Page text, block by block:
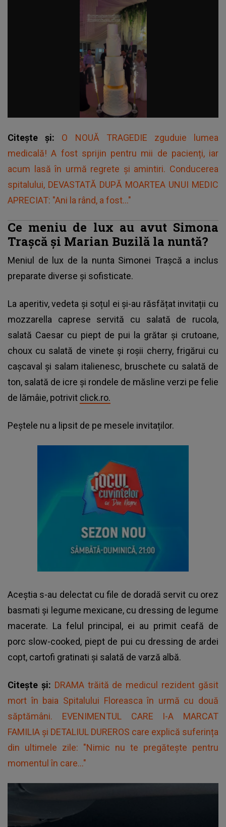
Citește și: O NOUĂ TRAGEDIE zguduie lumea
medicală! A fost sprijin pentru mii de pacienți, iar
acum lasă în urmă regrete și amintiri. Conducerea
spitalului, DEVASTATĂ DUPĂ MOARTEA UNUI MEDIC
APRECIAT: "Ani la rând, a fost..."
Ce meniu de lux au avut Simona
Trașcă și Marian Buzilă la nuntă?
Meniul de lux de la nunta Simonei Trașcă a inclus
preparate diverse și sofisticate.
La aperitiv, vedeta și soțul ei și-au răsfățat invitații cu
mozzarella caprese servită cu salată de rucola,
salată Caesar cu piept de pui la grătar și crutoane,
choux cu salată de vinete și roșii cherry, frigărui cu
cașcaval și salam italienesc, bruschete cu salată de
ton, salată de icre și rondele de măsline verzi pe felie
de lămâie, potrivit click.ro.
Peștele nu a lipsit de pe mesele invitaților.
Aceștia s-au delectat cu file de doradă servit cu orez
basmati și legume mexicane, cu dressing de legume
macerate. La felul principal, ei au primit ceafă de
porc slow-cooked, piept de pui cu dressing de ardei
copt, cartofi gratinati și salată de varză albă.
Citește și: DRAMA trăită de medicul rezident găsit
mort în baia Spitalului Floreasca în urmă cu două
săptămâni. EVENIMENTUL CARE I-A MARCAT
FAMILIA și DETALIUL DUREROS care explică suferința
din ultimele zile: "Nimic nu te pregătește pentru
momentul în care..."